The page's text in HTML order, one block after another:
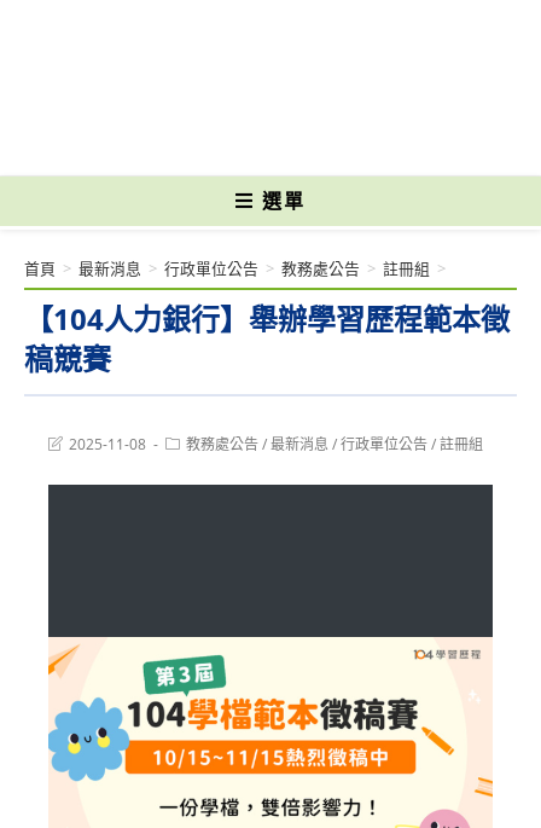
選單
【104人力銀行】舉辦學習歷程範本徵
稿競賽
首頁 > 最新消息 > 行政單位公告 > 教務處公告 > 註冊組 >
Post2025-11-08
Post教務處公告/最新消息 /行政單位公告/註冊組